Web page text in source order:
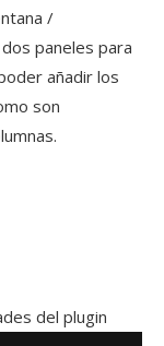
/
paneles para
añadir los
son
del plugin